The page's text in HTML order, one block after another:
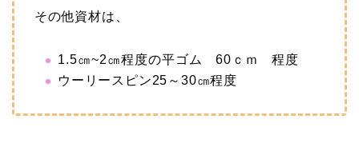
その他資材は、
1.5㎝~2㎝程度の平ゴム 60ｃｍ 程度
ウーリースピン25～30㎝程度